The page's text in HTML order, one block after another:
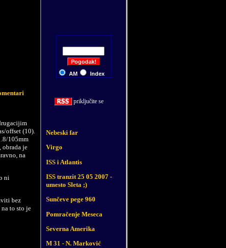
offset (10).
105mm
obrada je
na
ni
bez
to sto je
AM Index
priključite se
Nebeski far
Virgo
ISS i Atlantis
ISS tranzit 25 05 2007 -
umesto Sleta ;)
Sunčeve pege 960
Pomračenje Meseca
Severna Amerika
M 31 - N. Marković